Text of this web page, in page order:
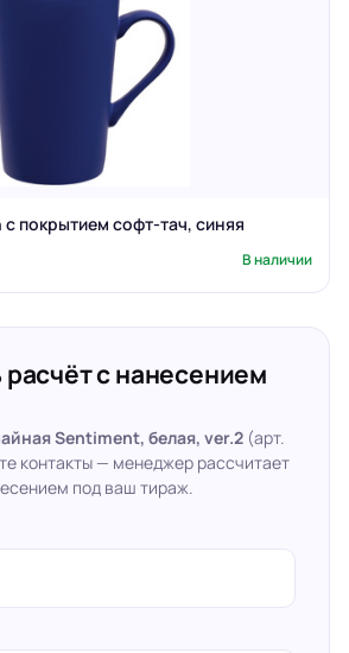
покрытием софт-тач, синяя
В наличии
с нанесением
Sentiment, белая, ver.2 (арт.
контакты — менеджер рассчитает
под ваш тираж.